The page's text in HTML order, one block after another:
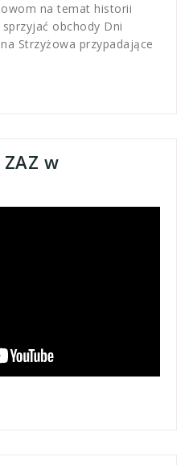
na temat historii
obchody Dni
Strzyżowa przypadające
w